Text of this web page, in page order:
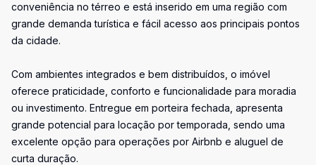
conveniência no térreo e está inserido em uma região com
grande demanda turística e fácil acesso aos principais pontos
da cidade.
Com ambientes integrados e bem distribuídos, o imóvel
oferece praticidade, conforto e funcionalidade para moradia
ou investimento. Entregue em porteira fechada, apresenta
grande potencial para locação por temporada, sendo uma
excelente opção para operações por Airbnb e aluguel de
curta duração.